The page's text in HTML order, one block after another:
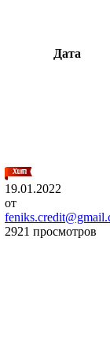
Дата
19.01.2022
от
2921 просмотров